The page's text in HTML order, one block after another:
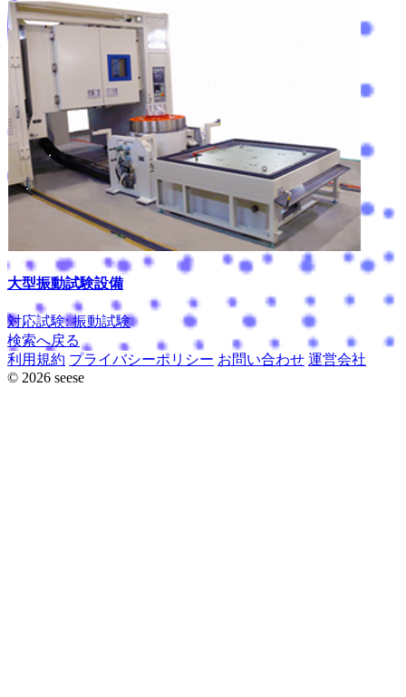
大型振動試験設備
対応試験: 振動試験
検索へ戻る
利用規約 プライバシーポリシー お問い合わせ 運営会社
© 2026 seese